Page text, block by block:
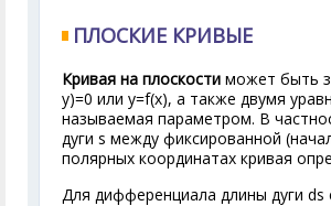
ПЛОСКИЕ КРИВЫЕ
Кривая на плоскости может быть
у)=0 или у=f(x), а также двумя
называемая параметром. В
дуги s между фиксированной
полярных координатах кривая
Для дифференциала длины дуги ds